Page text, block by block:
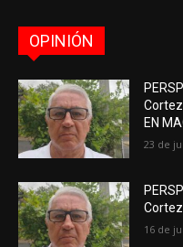
OPINIÓN
EN
23 de
Cortez
16 de